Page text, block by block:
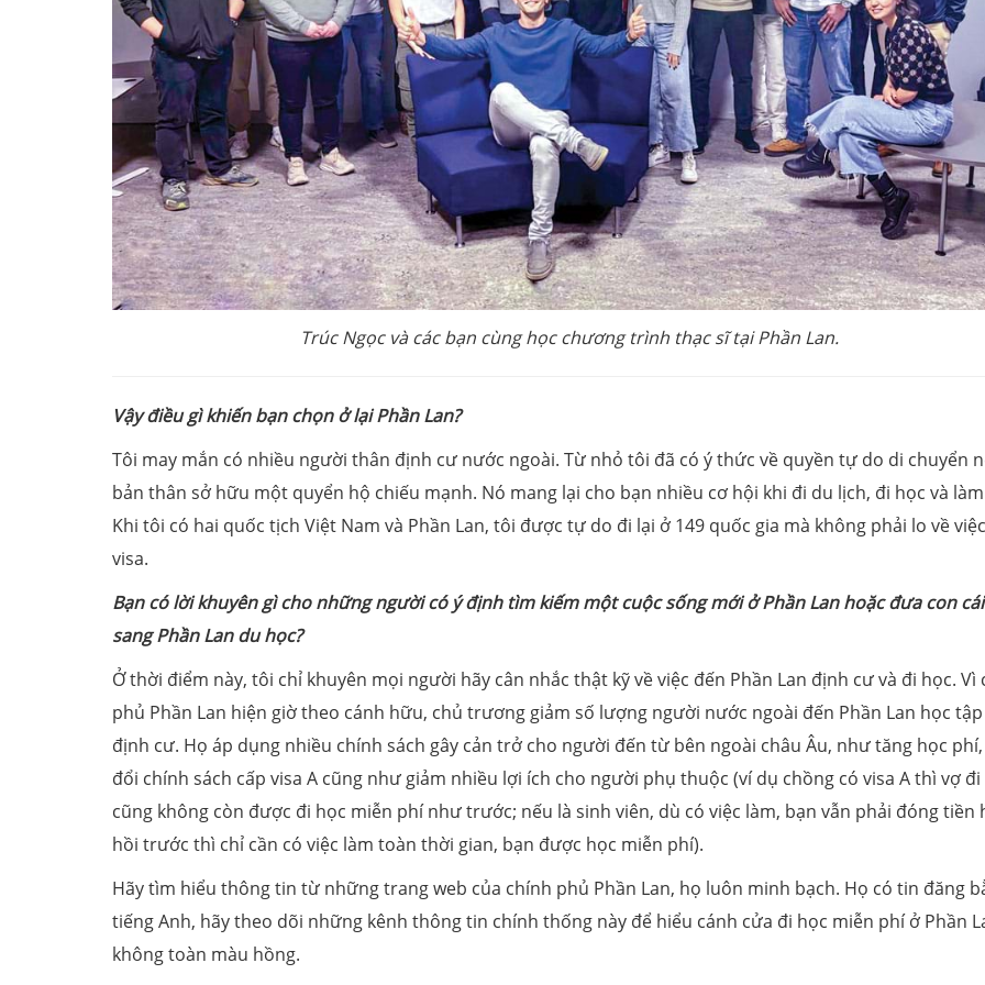
Trúc Ngọc và các bạn cùng học chương trình thạc sĩ tại Phần Lan.
Vậy điều gì khiến bạn chọn ở lại Phần Lan?
Tôi may mắn có nhiều người thân định cư nước ngoài. Từ nhỏ tôi đã có ý thức về quyền tự do di chuyển
bản thân sở hữu một quyển hộ chiếu mạnh. Nó mang lại cho bạn nhiều cơ hội khi đi du lịch, đi học và
Khi tôi có hai quốc tịch Việt Nam và Phần Lan, tôi được tự do đi lại ở 149 quốc gia mà không phải lo về
visa.
Bạn có lời khuyên gì cho những người có ý định tìm kiếm một cuộc sống mới ở Phần Lan hoặc đưa con cái
sang Phần Lan du học?
Ở thời điểm này, tôi chỉ khuyên mọi người hãy cân nhắc thật kỹ về việc đến Phần Lan định cư và đi học. Vì
phủ Phần Lan hiện giờ theo cánh hữu, chủ trương giảm số lượng người nước ngoài đến Phần Lan học
định cư. Họ áp dụng nhiều chính sách gây cản trở cho người đến từ bên ngoài châu Âu, như tăng học
đổi chính sách cấp visa A cũng như giảm nhiều lợi ích cho người phụ thuộc (ví dụ chồng có visa A thì vợ
cũng không còn được đi học miễn phí như trước; nếu là sinh viên, dù có việc làm, bạn vẫn phải đóng tiền
hồi trước thì chỉ cần có việc làm toàn thời gian, bạn được học miễn phí).
Hãy tìm hiểu thông tin từ những trang web của chính phủ Phần Lan, họ luôn minh bạch. Họ có tin đăng
tiếng Anh, hãy theo dõi những kênh thông tin chính thống này để hiểu cánh cửa đi học miễn phí ở Phần
không toàn màu hồng.